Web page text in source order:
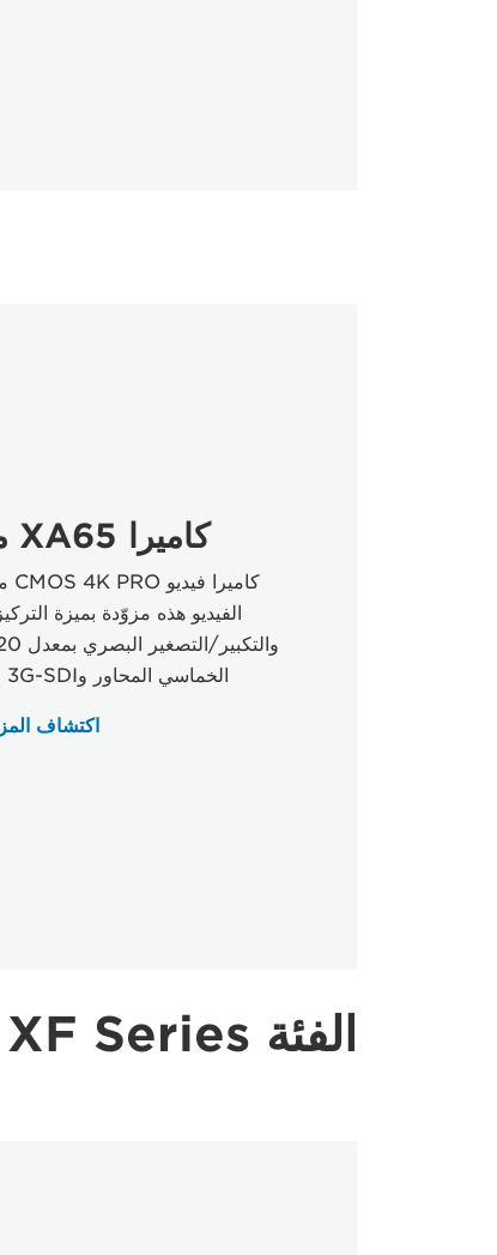
كاميرا XA65 من Canon
الفيديو هذه مزوّدة بميزة
الخماسي المحاور و3G-SDI ومخرج HDMI وUVC.
اكتشاف
الفئة XF Series